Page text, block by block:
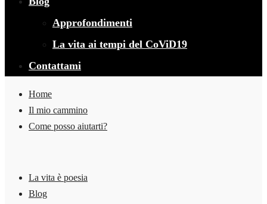
Approfondimenti
La vita ai tempi del CoViD19
Contattami
Home
Il mio cammino
Come posso aiutarti?
La vita è poesia
Blog